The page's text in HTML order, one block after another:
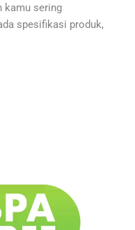
kamu sering
spesifikasi produk,